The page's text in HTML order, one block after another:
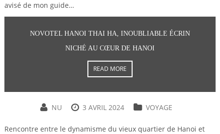
avisé de mon guide…
NOVOTEL HANOI THAI HA, INOUBLIABLE ÉCRIN
NICHÉ AU CŒUR DE HANOI
READ MORE
NU 3 AVRIL 2024 VOYAGE
Rencontre entre le dynamisme du vieux quartier de Hanoi et